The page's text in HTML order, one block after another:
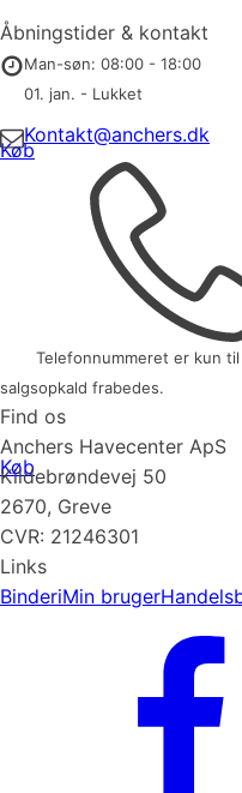
Køb
Køb
Åbningstider & kontakt
Man-søn: 08:00 - 18:00
01. jan. - Lukket
Kontakt@anchers.dk
Telefonnummeret er kun
salgsopkald frabedes.
Find os
Anchers Havecenter ApS
Kildebrøndevej 50
2670, Greve
CVR: 21246301
Links
BinderiMin bruger